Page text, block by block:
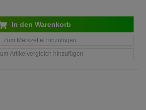
In den Warenkorb
Zum Merkzettel hinzufügen
Artikelvergleich hinzufügen